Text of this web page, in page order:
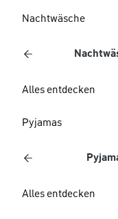
Nachtwäsche
Alles entdecken
Pyjamas
Alles entdecken